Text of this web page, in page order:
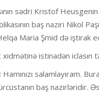
sədri Kristof
baş naziri Nikol
Maria Şmid də iştirak
istinadən iclasın
Hamınızı salamlayıram.
baş nazirləridir.